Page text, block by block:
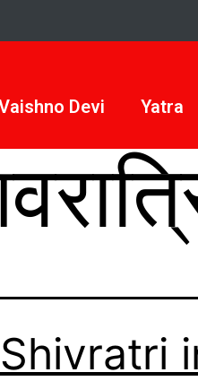
Devi Yatra